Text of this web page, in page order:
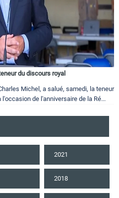
du discours royal
Michel, a salué, samedi, la teneur
de l'anniversaire de la Ré...
2021
2018